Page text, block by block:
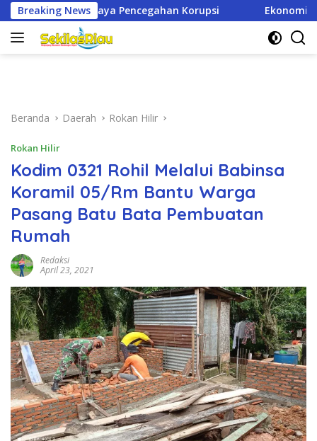
Langsung
ke
konten
Breaking News
Korupsi Ekonomi Riau Tumbuh Positif, Namun
Beranda Daerah Rokan Hilir
Rokan Hilir
Kodim 0321 Rohil Melalui Babinsa
Koramil 05/Rm Bantu Warga
Pasang Batu Bata Pembuatan
Rumah
Redaksi
April 23, 2021